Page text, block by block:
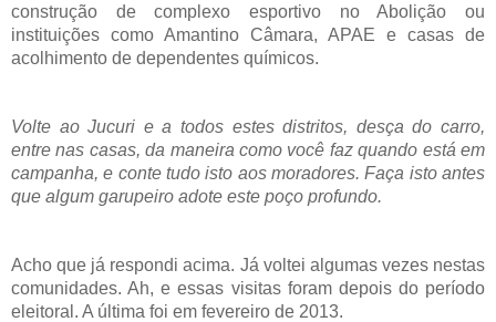
construção de complexo esportivo no Abolição ou
instituições como Amantino Câmara, APAE e casas de
acolhimento de dependentes químicos.
Volte ao Jucuri e a todos estes distritos, desça do carro,
entre nas casas, da maneira como você faz quando está em
campanha, e conte tudo isto aos moradores. Faça isto antes
que algum garupeiro adote este poço profundo.
Acho que já respondi acima. Já voltei algumas vezes nestas
comunidades. Ah, e essas visitas foram depois do período
eleitoral. A última foi em fevereiro de 2013.